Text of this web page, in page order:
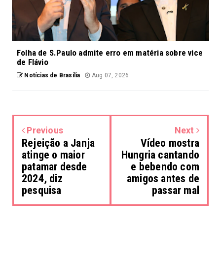
Folha de S.Paulo admite erro em matéria sobre vice
de Flávio
Notícias de Brasília Aug 07, 2026
Previous
Rejeição a Janja
atinge o maior
patamar desde
2024, diz
pesquisa
Next
Vídeo mostra
Hungria cantando
e bebendo com
amigos antes de
passar mal